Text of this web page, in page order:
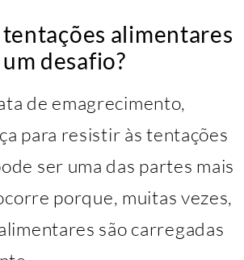
tentações alimentares
desafio?
de emagrecimento,
para resistir às tentações
ser uma das partes mais
porque, muitas vezes,
são carregadas